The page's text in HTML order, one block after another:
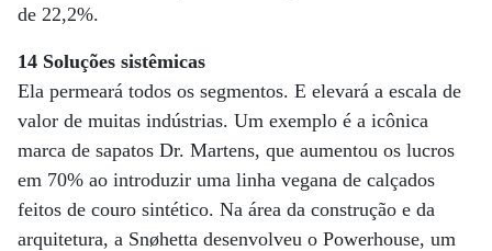
de 22,2%.
14 Soluções sistêmicas
Ela permeará todos os segmentos. E elevará a escala de
valor de muitas indústrias. Um exemplo é a icônica
marca de sapatos Dr. Martens, que aumentou os lucros
em 70% ao introduzir uma linha vegana de calçados
feitos de couro sintético. Na área da construção e da
arquitetura, a Snøhetta desenvolveu o Powerhouse, um